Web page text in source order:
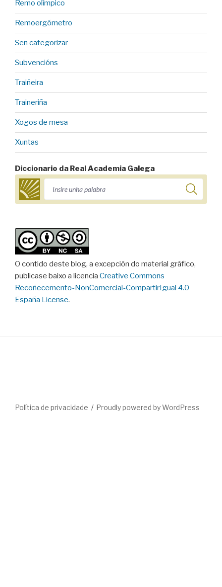
Remo olímpico
Remoergómetro
Sen categorizar
Subvencións
Traiñeira
Traineriña
Xogos de mesa
Xuntas
Diccionario da Real Academia Galega
O contido deste blog, a excepción do material gráfico,
publicase baixo a licencia Creative Commons
Recoñecemento-NonComercial-CompartirIgual 4.0
España License.
Política de privacidade Proudly powered by WordPress